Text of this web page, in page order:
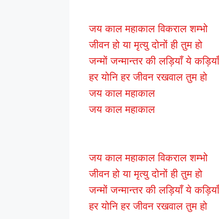
जय काल महाकाल विकराल शम्भो
जीवन हो या मृत्यु दोनों ही तुम हो
जन्मों जन्मान्तर की लड़ियाँ ये कड़ियाँ
हर योनि हर जीवन रखवाल तुम हो
जय काल महाकाल
जय काल महाकाल
जय काल महाकाल विकराल शम्भो
जीवन हो या मृत्यु दोनों ही तुम हो
जन्मों जन्मान्तर की लड़ियाँ ये कड़ियाँ
हर योनि हर जीवन रखवाल तुम हो